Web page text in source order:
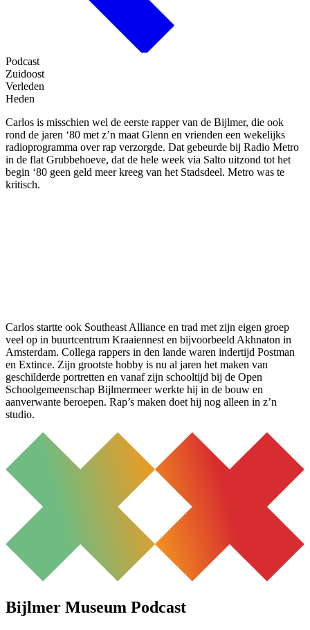
Podcast
Zuidoost
Verleden
Heden
Carlos is misschien wel de eerste rapper van de Bijlmer, die ook
rond de jaren ‘80 met z’n maat Glenn en vrienden een wekelijks
radioprogramma over rap verzorgde. Dat gebeurde bij Radio Metro
in de flat Grubbehoeve, dat de hele week via Salto uitzond tot het
begin ‘80 geen geld meer kreeg van het Stadsdeel. Metro was te
kritisch.
Carlos startte ook Southeast Alliance en trad met zijn eigen groep
veel op in buurtcentrum Kraaiennest en bijvoorbeeld Akhnaton in
Amsterdam. Collega rappers in den lande waren indertijd Postman
en Extince. Zijn grootste hobby is nu al jaren het maken van
geschilderde portretten en vanaf zijn schooltijd bij de Open
Schoolgemeenschap Bijlmermeer werkte hij in de bouw en
aanverwante beroepen. Rap’s maken doet hij nog alleen in z’n
studio.
Bijlmer Museum Podcast